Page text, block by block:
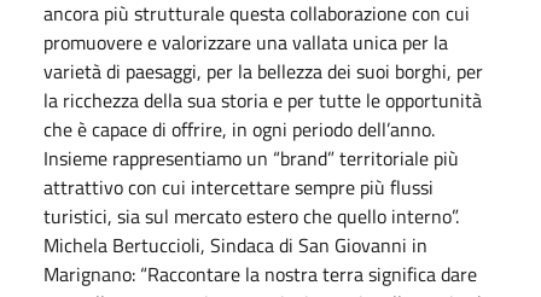
ancora più strutturale questa collaborazione con cui
promuovere e valorizzare una vallata unica per la
varietà di paesaggi, per la bellezza dei suoi borghi, per
la ricchezza della sua storia e per tutte le opportunità
che è capace di offrire, in ogni periodo dell’anno.
Insieme rappresentiamo un “brand” territoriale più
attrattivo con cui intercettare sempre più flussi
turistici, sia sul mercato estero che quello interno”.
Michela Bertuccioli, Sindaca di San Giovanni in
Marignano: “Raccontare la nostra terra significa dare